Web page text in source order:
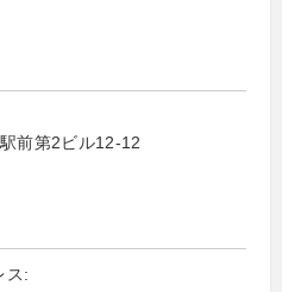
前第2ビル12-12
ス: